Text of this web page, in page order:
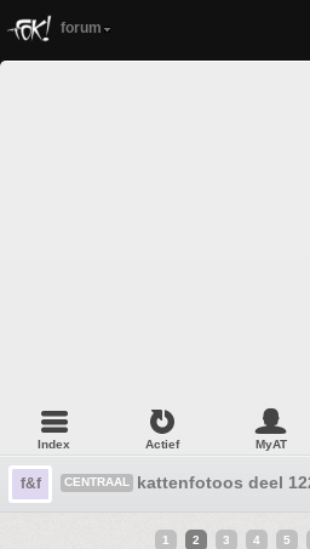
forum
Index Actief MyAT
f&f CENTRAAL kattenfotoos deel
1 2 3 4 5